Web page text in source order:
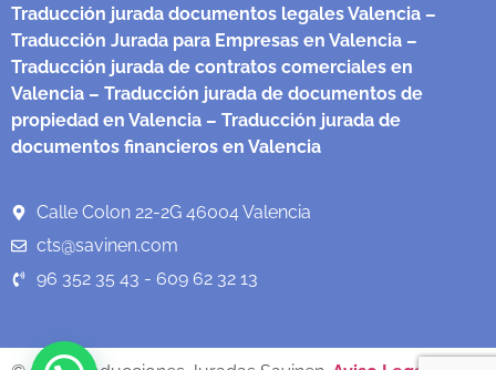
Traducción jurada documentos legales Valencia –
Traducción Jurada para Empresas en Valencia –
Traducción jurada de contratos comerciales en
Valencia – Traducción jurada de documentos de
propiedad en Valencia – Traducción jurada de
documentos financieros en Valencia
Calle Colon 22-2G 46004 Valencia
cts@savinen.com
96 352 35 43 - 609 62 32 13